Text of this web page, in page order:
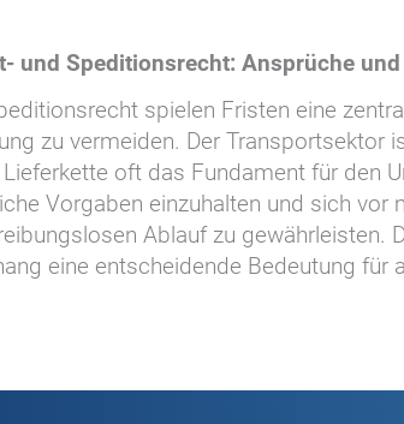
und Speditionsrecht: Ansprüche
spielen Fristen eine
zu vermeiden. Der Transportsektor
oft das Fundament für den
Vorgaben einzuhalten und sich vor
Ablauf zu gewährleisten.
eine entscheidende Bedeutung für